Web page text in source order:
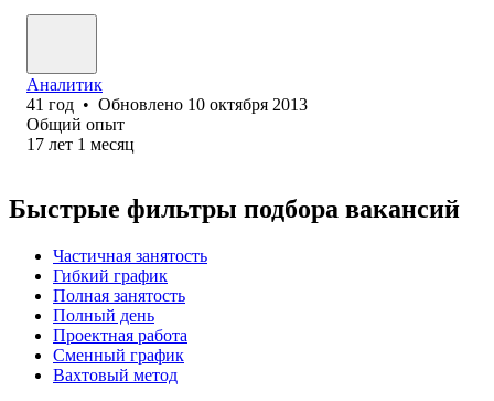
Аналитик
41 год • Обновлено 10 октября 2013
Общий опыт
17 лет 1 месяц
Быстрые фильтры подбора вакансий
Частичная занятость
Гибкий график
Полная занятость
Полный день
Проектная работа
Сменный график
Вахтовый метод